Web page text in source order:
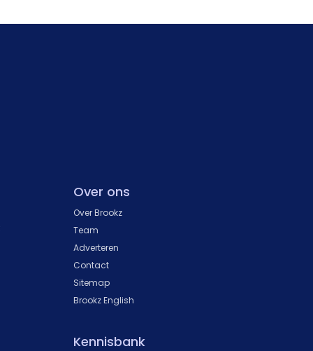
Over ons
Over Brookz
Team
Adverteren
Contact
Sitemap
Brookz English
Kennisbank